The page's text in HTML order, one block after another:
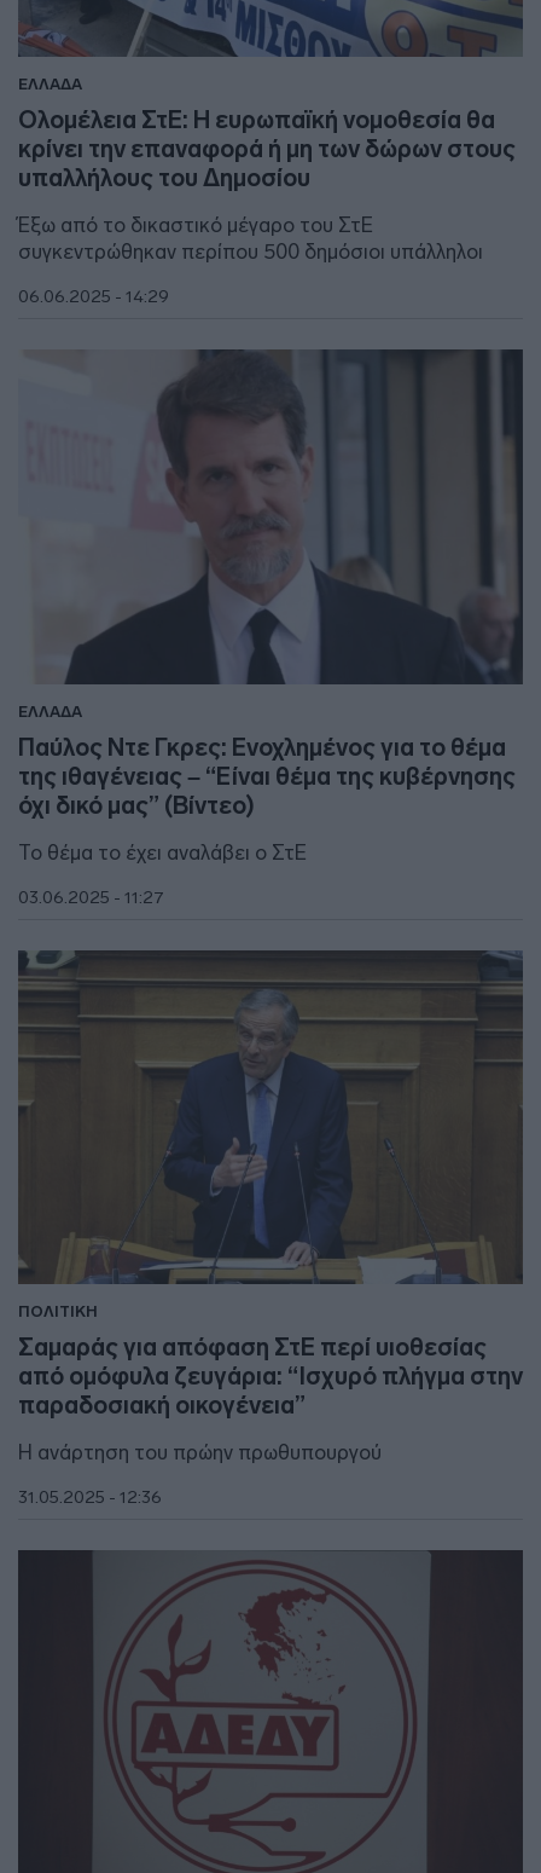
ΕΛΛΑΔΑ
Ολομέλεια ΣτΕ: Η ευρωπαϊκή νομοθεσία θα
κρίνει την επαναφορά ή μη των δώρων στους
υπαλλήλους του Δημοσίου
Έξω από το δικαστικό μέγαρο του ΣτΕ
συγκεντρώθηκαν περίπου 500 δημόσιοι υπάλληλοι
06.06.2025 - 14:29
ΕΛΛΑΔΑ
Παύλος Ντε Γκρες: Ενοχλημένος για το θέμα
της ιθαγένειας – “Είναι θέμα της κυβέρνησης
όχι δικό μας” (Βίντεο)
Το θέμα το έχει αναλάβει ο ΣτΕ
03.06.2025 - 11:27
ΠΟΛΙΤΙΚΗ
Σαμαράς για απόφαση ΣτΕ περί υιοθεσίας
από ομόφυλα ζευγάρια: “Ισχυρό πλήγμα στην
παραδοσιακή οικογένεια”
Η ανάρτηση του πρώην πρωθυπουργού
31.05.2025 - 12:36